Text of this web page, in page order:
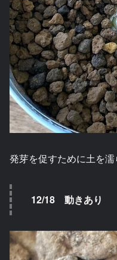
発芽を促すために土を濡
12/18 動きあり